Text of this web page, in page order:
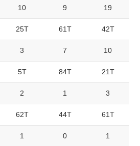
10 9 19
25T 61T 42T
3 7 10
5T 84T 21T
2 1 3
62T 44T 61T
1 0 1